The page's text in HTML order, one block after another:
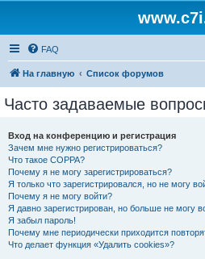
FAQ
На главную Список форумов
Часто задаваемые
Вход на конференцию и регистрация
Зачем мне нужно регистрироваться?
Что такое COPPA?
Почему я не могу зарегистрироваться?
Я только что зарегистрировался, но не могу
Почему я не могу войти?
Я давно зарегистрирован, но больше не могу
Я забыл пароль!
Почему мне периодически приходится
Что делает функция «Удалить cookies»?